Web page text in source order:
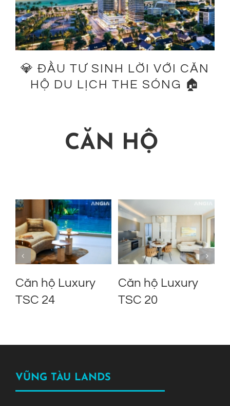
💎 ĐẦU TƯ SINH LỜI VỚI CĂN
HỘ DU LỊCH THE SÓNG 🏠
CĂN HỘ
Căn hộ Luxury
TSC 24
Căn hộ Luxury
TSC 20
VŨNG TÀU LANDS